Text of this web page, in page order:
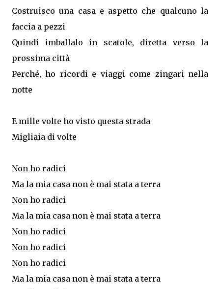
Costruisco una casa e aspetto che qualcuno la
faccia a pezzi
Quindi imballalo in scatole, diretta verso la
prossima città
Perché, ho ricordi e viaggi come zingari nella
notte
E mille volte ho visto questa strada
Migliaia di volte
Non ho radici
Ma la mia casa non è mai stata a terra
Non ho radici
Ma la mia casa non è mai stata a terra
Non ho radici
Non ho radici
Non ho radici
Ma la mia casa non è mai stata a terra